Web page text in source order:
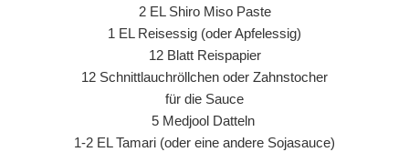
2 EL Shiro Miso Paste
1 EL Reisessig (oder Apfelessig)
12 Blatt Reispapier
12 Schnittlauchröllchen oder Zahnstocher
für die Sauce
5 Medjool Datteln
1-2 EL Tamari (oder eine andere Sojasauce)